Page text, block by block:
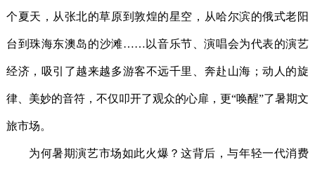
个夏天，从张北的草原到敦煌的星空，从哈尔滨的俄式老阳
台到珠海东澳岛的沙滩……以音乐节、演唱会为代表的演艺
经济，吸引了越来越多游客不远千里、奔赴山海；动人的旋
律、美妙的音符，不仅叩开了观众的心扉，更“唤醒”了暑期文
旅市场。
为何暑期演艺市场如此火爆？这背后，与年轻一代消费